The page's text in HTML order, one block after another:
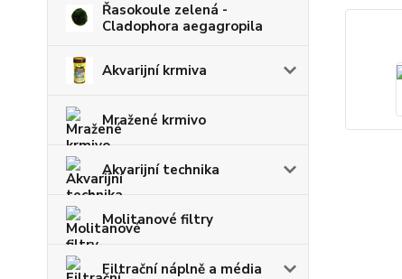
Řasokoule zelená -
Cladophora aegagropila
Akvarijní krmiva
Mražené krmivo
Akvarijní technika
Molitanové filtry
Filtrační náplně a média